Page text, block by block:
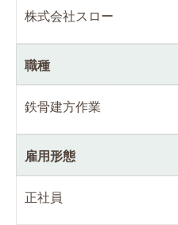
株式会社スロー
職種
鉄骨建方作業
雇用形態
正社員